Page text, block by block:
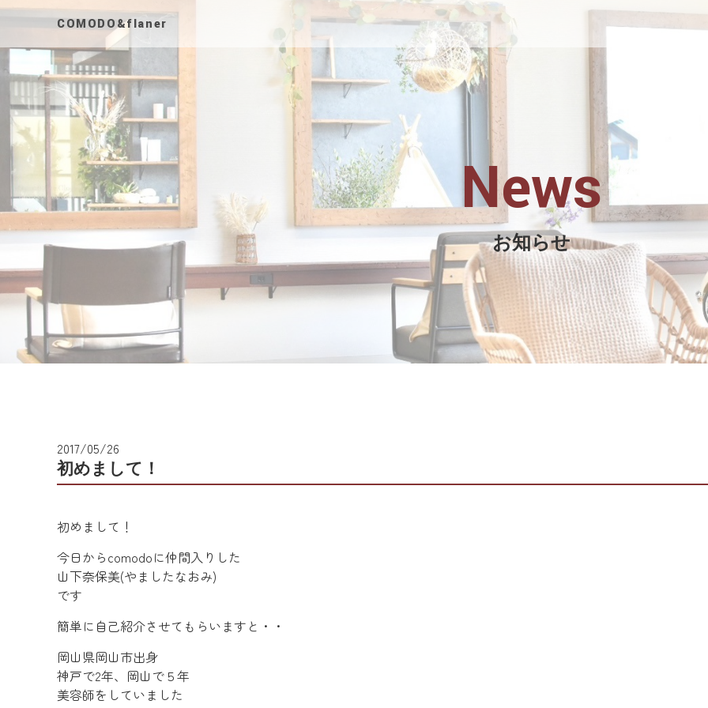
COMODO&flaner
News
お知らせ
2017/05/26
初めまして！
初めまして！
今日からcomodoに仲間入りした
山下奈保美(やましたなおみ)
です
簡単に自己紹介させてもらいますと・・
岡山県岡山市出身
神戸で2年、岡山で５年
美容師をしていました